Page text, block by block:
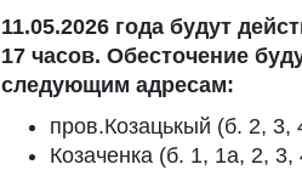
11.05.2026 года будут
17 часов. Обесточение
следующим адресам:
пров.Козацькый (б. 2, 3,
Козаченка (б. 1, 1а, 2,